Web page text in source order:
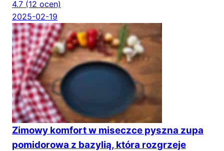
4.7 (12 ocen)
2025-02-19
Zimowy komfort w miseczce pyszna zupa
pomidorowa z bazylią, która rozgrzeje